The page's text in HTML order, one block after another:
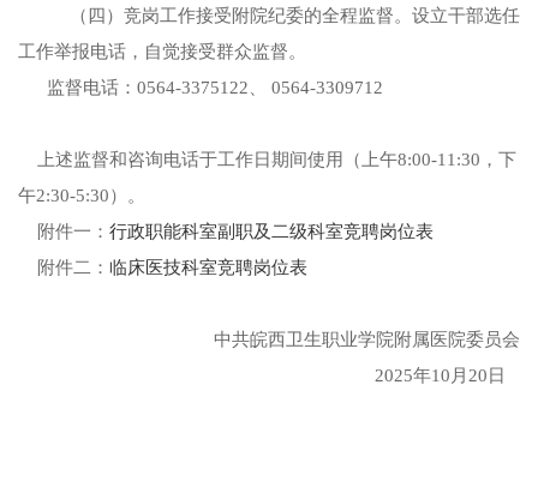
（四）竞岗工作接受附院纪委的全程监督。设立干部选任
工作举报电话，自觉接受群众监督。
监督电话： 0564-3375122、 0564-3309712
上述监督和咨询电话于工作日期间使用（上午8:00-11:30，下
午2:30-5:30）。
附件一： 行政职能科室副职及二级科室竞聘岗位表
附件二： 临床医技科室竞聘岗位表
中共皖西卫生职业学院附属医院委员会
2025年10月20日